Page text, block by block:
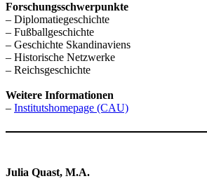
Forschungsschwerpunkte
– Diplomatiegeschichte
– Fußballgeschichte
– Geschichte Skandinaviens
– Historische Netzwerke
– Reichsgeschichte
Weitere Informationen
– Institutshomepage (CAU)
Julia Quast, M.A.